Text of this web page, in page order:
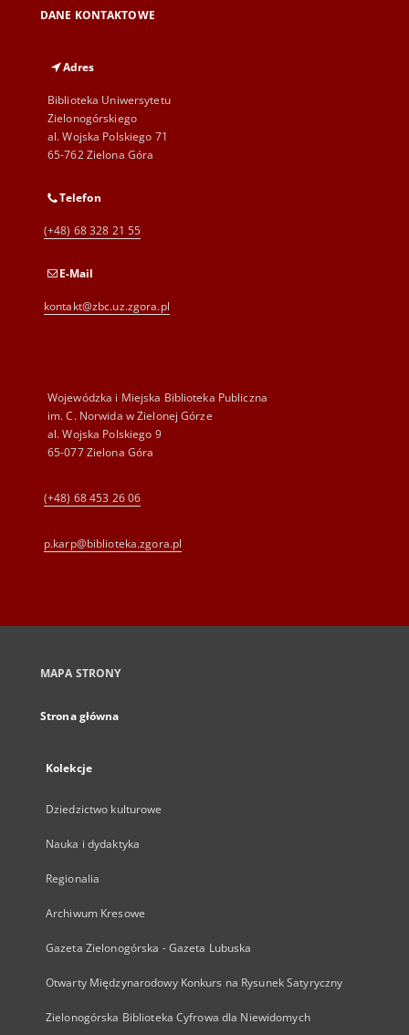
DANE KONTAKTOWE
Adres
Biblioteka Uniwersytetu
Zielonogórskiego
al. Wojska Polskiego 71
65-762 Zielona Góra
Telefon
(+48) 68 328 21 55
E-Mail
kontakt@zbc.uz.zgora.pl
Wojewódzka i Miejska Biblioteka Publiczna
im. C. Norwida w Zielonej Górze
al. Wojska Polskiego 9
65-077 Zielona Góra
(+48) 68 453 26 06
p.karp@biblioteka.zgora.pl
MAPA STRONY
Strona główna
Kolekcje
Dziedzictwo kulturowe
Nauka i dydaktyka
Regionalia
Archiwum Kresowe
Gazeta Zielonogórska - Gazeta Lubuska
Otwarty Międzynarodowy Konkurs na Rysunek Satyryczny
Zielonogórska Biblioteka Cyfrowa dla Niewidomych